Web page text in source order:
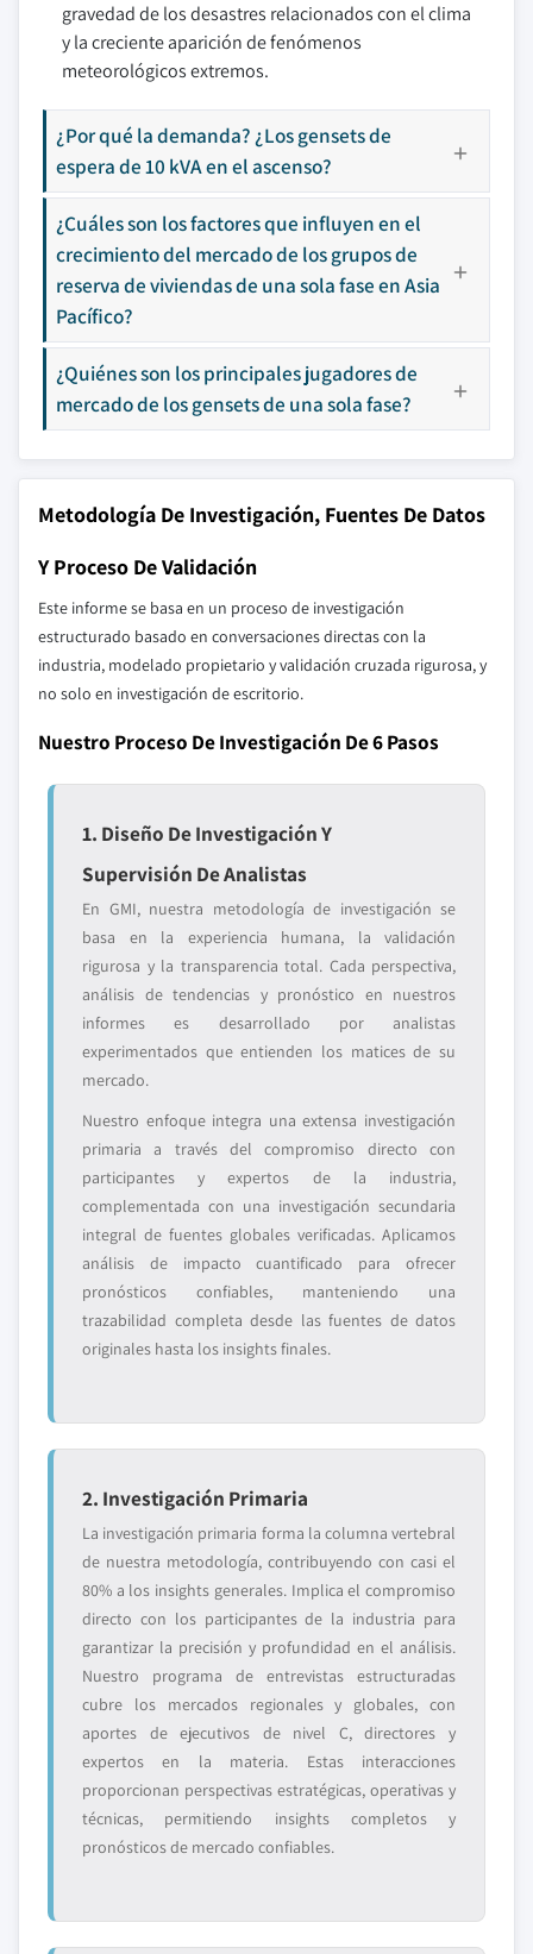
gravedad de los desastres relacionados con el clima
y la creciente aparición de fenómenos
meteorológicos extremos.
¿Por qué la demanda? ¿Los gensets de
espera de 10 kVA en el ascenso?
¿Cuáles son los factores que influyen en el
crecimiento del mercado de los grupos de
reserva de viviendas de una sola fase en Asia
Pacífico?
¿Quiénes son los principales jugadores de
mercado de los gensets de una sola fase?
Metodología De Investigación, Fuentes De Datos
Y Proceso De Validación
Este informe se basa en un proceso de investigación
estructurado basado en conversaciones directas con la
industria, modelado propietario y validación cruzada rigurosa, y
no solo en investigación de escritorio.
Nuestro Proceso De Investigación De 6 Pasos
1. Diseño De Investigación Y
Supervisión De Analistas
En GMI, nuestra metodología de investigación se
basa en la experiencia humana, la validación
rigurosa y la transparencia total. Cada perspectiva,
análisis de tendencias y pronóstico en nuestros
informes es desarrollado por analistas
experimentados que entienden los matices de su
mercado.
Nuestro enfoque integra una extensa investigación
primaria a través del compromiso directo con
participantes y expertos de la industria,
complementada con una investigación secundaria
integral de fuentes globales verificadas. Aplicamos
análisis de impacto cuantificado para ofrecer
pronósticos confiables, manteniendo una
trazabilidad completa desde las fuentes de datos
originales hasta los insights finales.
2. Investigación Primaria
La investigación primaria forma la columna vertebral
de nuestra metodología, contribuyendo con casi el
80% a los insights generales. Implica el compromiso
directo con los participantes de la industria para
garantizar la precisión y profundidad en el análisis.
Nuestro programa de entrevistas estructuradas
cubre los mercados regionales y globales, con
aportes de ejecutivos de nivel C, directores y
expertos en la materia. Estas interacciones
proporcionan perspectivas estratégicas, operativas y
técnicas, permitiendo insights completos y
pronósticos de mercado confiables.